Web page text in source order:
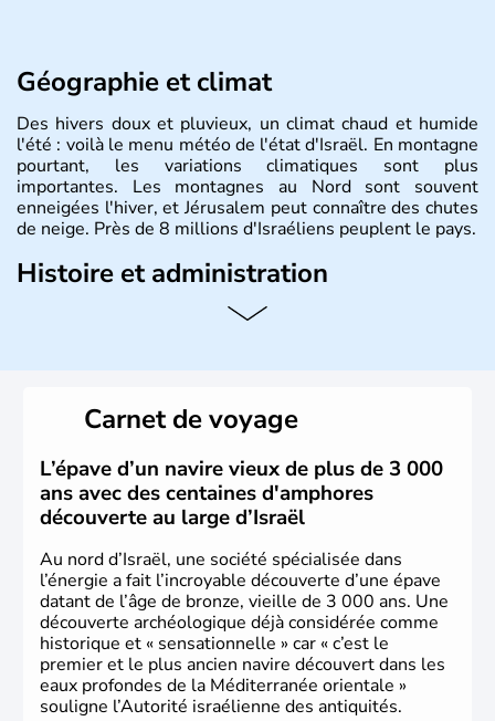
Géographie et climat
Des hivers doux et pluvieux, un climat chaud et humide
l'été : voilà le menu météo de l'état d'Israël. En montagne
pourtant, les variations climatiques sont plus
importantes. Les montagnes au Nord sont souvent
enneigées l'hiver, et Jérusalem peut connaître des chutes
de neige. Près de 8 millions d'Israéliens peuplent le pays.
Histoire et administration
L'Israël est un état de la partie est de la Méditerranée,
vrai essor économique dans le domaine des nouvelles
Carnet de voyage
L’épave d’un navire vieux de plus de 3 000
ans avec des centaines d'amphores
découverte au large d’Israël
Au nord d’Israël, une société spécialisée dans
l’énergie a fait l’incroyable découverte d’une épave
datant de l’âge de bronze, vieille de 3 000 ans. Une
découverte archéologique déjà considérée comme
historique et « sensationnelle » car « c’est le
premier et le plus ancien navire découvert dans les
eaux profondes de la Méditerranée orientale »
souligne l’Autorité israélienne des antiquités.